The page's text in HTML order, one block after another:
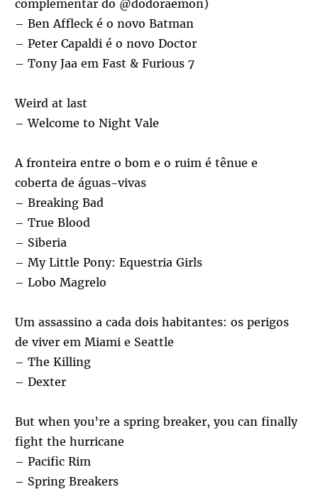
complementar do @dodoraemon)
– Ben Affleck é o novo Batman
– Peter Capaldi é o novo Doctor
– Tony Jaa em Fast & Furious 7
Weird at last
– Welcome to Night Vale
A fronteira entre o bom e o ruim é tênue e
coberta de águas-vivas
– Breaking Bad
– True Blood
– Siberia
– My Little Pony: Equestria Girls
– Lobo Magrelo
Um assassino a cada dois habitantes: os perigos
de viver em Miami e Seattle
– The Killing
– Dexter
But when you’re a spring breaker, you can finally
fight the hurricane
– Pacific Rim
– Spring Breakers